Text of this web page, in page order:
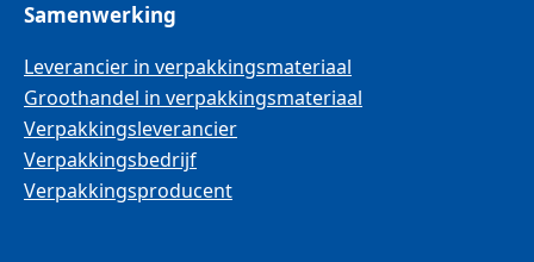
Samenwerking
Leverancier in verpakkingsmateriaal
Groothandel in verpakkingsmateriaal
Verpakkingsleverancier
Verpakkingsbedrijf
Verpakkingsproducent